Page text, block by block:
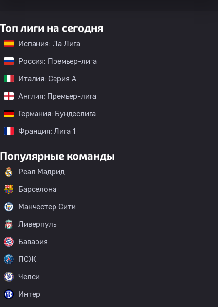
Топ лиги на сегодня
Испания: Ла Лига
Россия: Премьер-лига
Италия: Серия А
Англия: Премьер-лига
Германия: Бундеслига
Франция: Лига 1
Популярные команды
Реал Мадрид
Барселона
Манчестер Сити
Ливерпуль
Бавария
ПСЖ
Челси
Интер